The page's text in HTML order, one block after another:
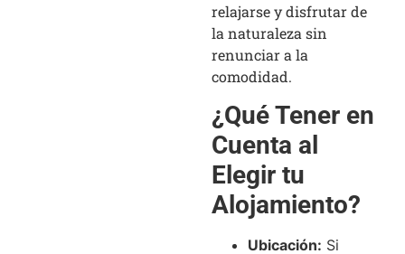
relajarse y disfrutar de
la naturaleza sin
renunciar a la
comodidad.
¿Qué Tener en
Cuenta al
Elegir tu
Alojamiento?
Ubicación: Si